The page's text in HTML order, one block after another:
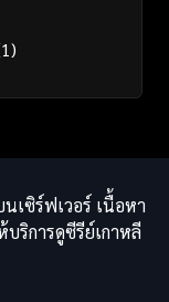
เซิร์ฟเวอร์ เนื้อหา
ริการดูซีรีย์เกาหลี